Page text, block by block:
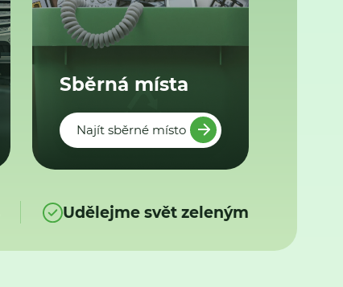
Sběrná místa
Najít sběrné místo
Udělejme svět zeleným